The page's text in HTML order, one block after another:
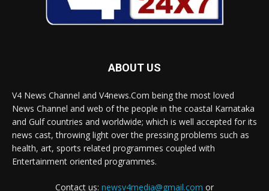
ABOUT US
V4 News Channel and V4news.Com being the most loved
News Channel and web of the people in the coastal Karnataka
and Gulf countries and worldwide; which is well accepted for its
news cast, throwing light over the pressing problems such as
health, art, sports related programmes coupled with
Entertainment oriented programmes.
Contact us: newsv4media@gmail.com or